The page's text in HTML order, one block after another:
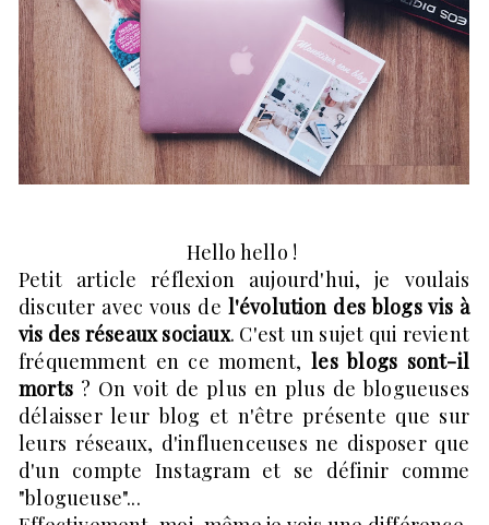
Hello hello !
Petit article réflexion aujourd'hui, je voulais
discuter avec vous de l'évolution des blogs vis à
vis des réseaux sociaux. C'est un sujet qui revient
fréquemment en ce moment,les blogs sont-il
morts ? On voit de plus en plus de blogueuses
délaisser leur blog et n'être présente que sur
leurs réseaux, d'influenceuses ne disposer que
d'un compte Instagram et se définir comme
"blogueuse"...